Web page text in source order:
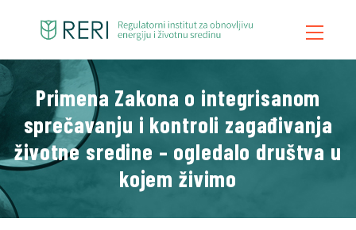
Primena Zakona o integrisanom
sprečavanju i kontroli zagađivanja
životne sredine – ogledalo društva u
kojem živimo
Početna
O Nama
Šta Radimo
Publikacije